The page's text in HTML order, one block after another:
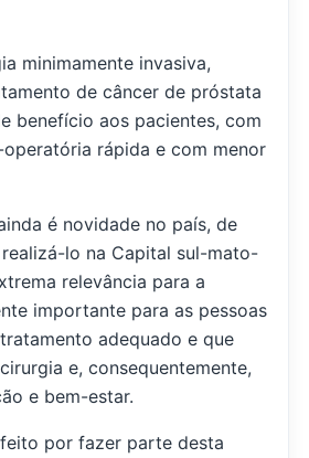
minimamente invasiva,
de câncer de próstata
benefício aos pacientes, com
rápida e com menor
é novidade no país, de
lo na Capital sul-mato-
relevância para a
importante para as pessoas
adequado e que
e, consequentemente,
e bem-estar.
por fazer parte desta